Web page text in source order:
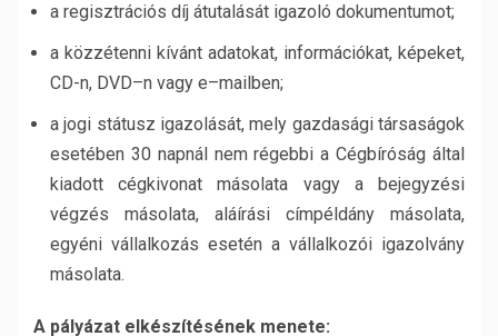
a regisztrációs díj átutalását igazoló dokumentumot;
a közzétenni kívánt adatokat, információkat, képeket,
CD-n, DVD–n vagy e–mailben;
a jogi státusz igazolását, mely gazdasági társaságok
esetében 30 napnál nem régebbi a Cégbíróság által
kiadott cégkivonat másolata vagy a bejegyzési
végzés másolata, aláírási címpéldány másolata,
egyéni vállalkozás esetén a vállalkozói igazolvány
másolata.
A pályázat elkészítésének menete: